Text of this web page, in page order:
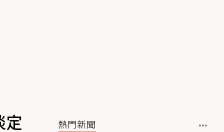
定 熱門新聞